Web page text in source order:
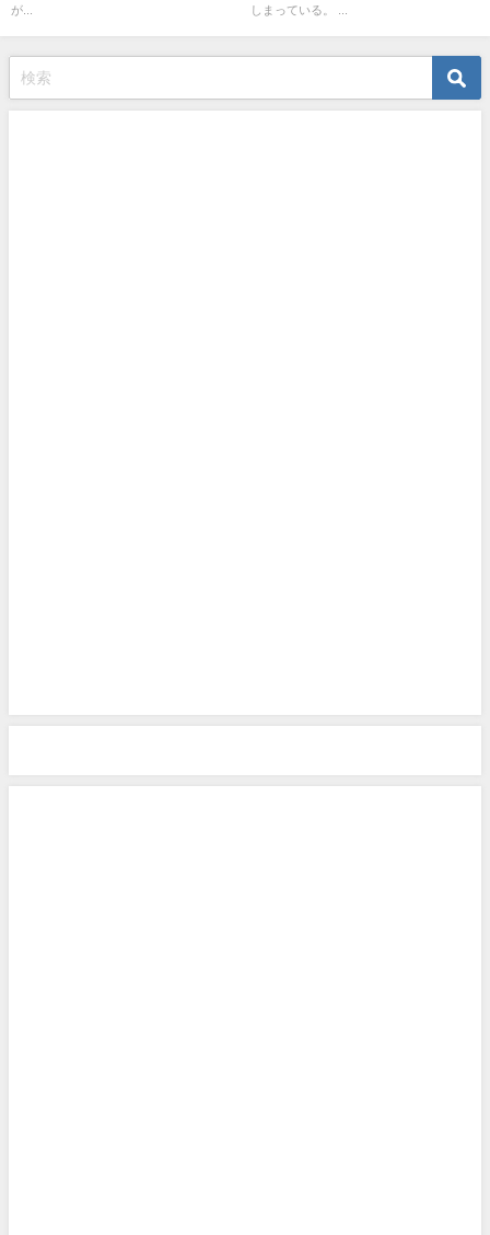
が...
しまっている。 ...